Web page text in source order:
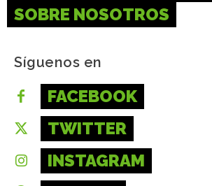
SOBRE NOSOTROS
Síguenos en
FACEBOOK
TWITTER
INSTAGRAM